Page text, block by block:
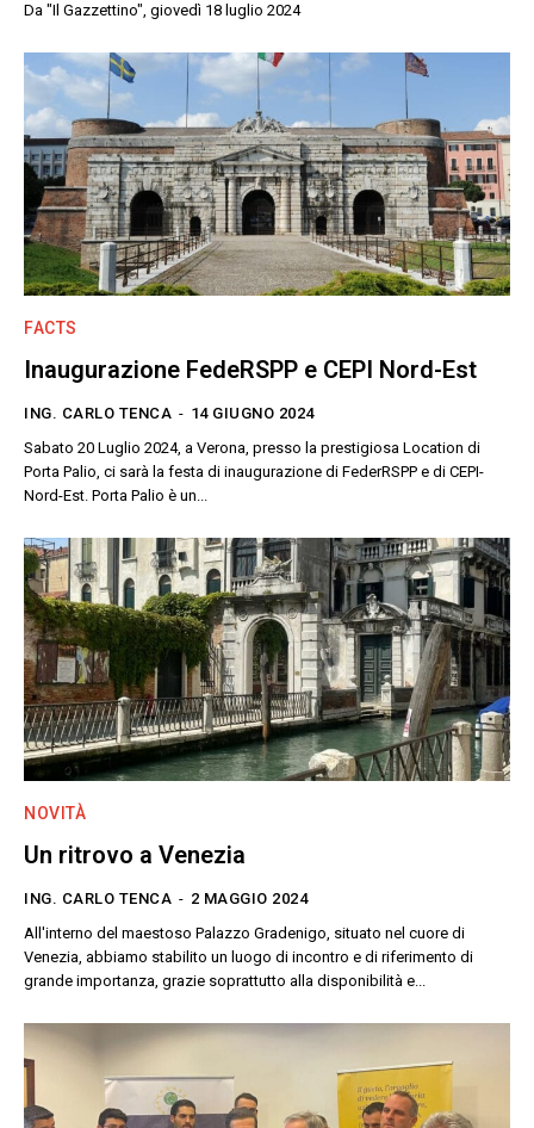
Da "Il Gazzettino", giovedì 18 luglio 2024
FACTS
Inaugurazione FedeRSPP e CEPI Nord-Est
ING. CARLO TENCA - 14 GIUGNO 2024
Sabato 20 Luglio 2024, a Verona, presso la prestigiosa Location di
Porta Palio, ci sarà la festa di inaugurazione di FederRSPP e di CEPI-
Nord-Est. Porta Palio è un...
NOVITÀ
Un ritrovo a Venezia
ING. CARLO TENCA - 2 MAGGIO 2024
All'interno del maestoso Palazzo Gradenigo, situato nel cuore di
Venezia, abbiamo stabilito un luogo di incontro e di riferimento di
grande importanza, grazie soprattutto alla disponibilità e...